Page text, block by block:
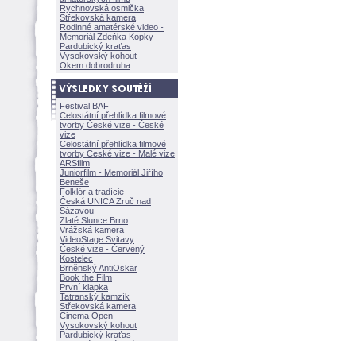
Rychnovská osmička
Střekovská kamera
Rodinné amatérské video -
Memoriál Zdeňka Kopky
Pardubický kraťas
Vysokovský kohout
Okem dobrodruha
Festival BAF
Celostátní přehlídka filmové
tvorby České vize - České
vize
Celostátní přehlídka filmové
tvorby České vize - Malé vize
ARSfilm
Juniorfilm - Memoriál Jiřího
Beneše
Folklór a tradície
Česká UNICA Zruč nad
Sázavou
Zlaté Slunce Brno
Vrážská kamera
VideoStage Svitavy
České vize - Červený
Kostelec
Brněnský AntiOskar
Book the Film
První klapka
Tatranský kamzík
Střekovská kamera
Cinema Open
Vysokovský kohout
Pardubický kraťas